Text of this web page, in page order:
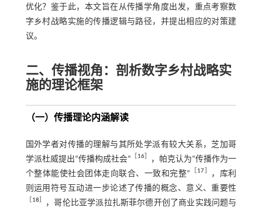
优化？鉴于此，本文旨在从传播学角度出发，重点考察数
字乡村战略实施的传播逻辑与路径，并提出相应的对策建
议。
二、传播视角：剖析数字乡村战略实
施的理论框架
（一）传播理论内涵解读
国外学者对传播的理解与其所处学派有较大关系，芝加哥
学派杜威提出“传播构成社会” ［16］
，帕克认为“传播作为一
个整体能使社会团体走向联合、一致和完整”
［17］
，库利
则运用符号互动进一步论述了传播的概念、意义、重要性
［18］
，哥伦比亚学派拉扎斯菲尔德开创了商业实践问题与